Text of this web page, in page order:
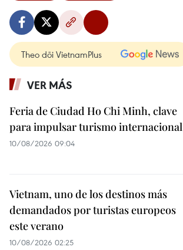
Theo dõi VietnamPlus
VER MÁS
Feria de Ciudad Ho Chi Minh, clave
para impulsar turismo internacional
10/08/2026 09:04
Vietnam, uno de los destinos más
demandados por turistas europeos
este verano
10/08/2026 02:25